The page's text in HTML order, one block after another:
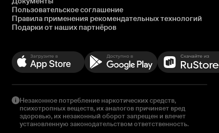
Пользовательское соглашение
Правила применения рекомендательных технологий
Подарки от наших партнёров
Незаконное потребление наркотических средств,
психотропных веществ, их аналогов причиняет вред
здоровью, их незаконный оборот запрещен и влечет
установленную законодательством ответственность.